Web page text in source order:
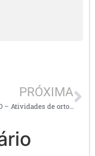
PRÓXIMA
1º AO 3º ANO – Atividades de ortografia – r entre vogais